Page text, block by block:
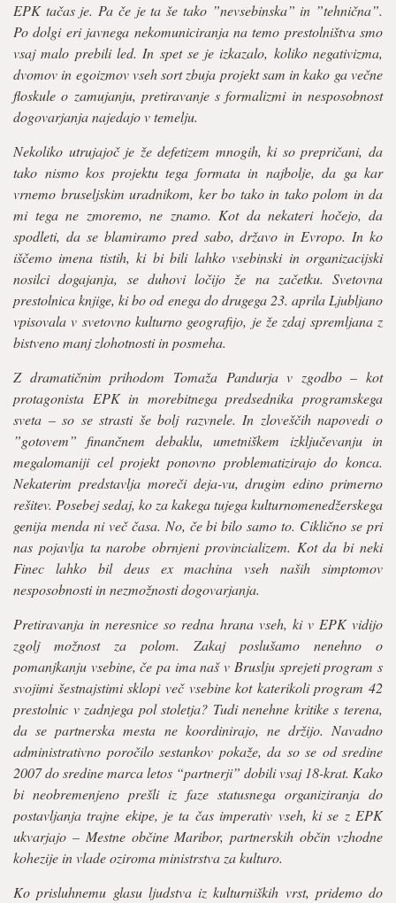
EPK tačas je. Pa če je ta še tako ”nevsebinska” in ”tehnična”.
Po dolgi eri javnega nekomuniciranja na temo prestolništva smo
vsaj malo prebili led. In spet se je izkazalo, koliko negativizma,
dvomov in egoizmov vseh sort zbuja projekt sam in kako ga večne
floskule o zamujanju, pretiravanje s formalizmi in nesposobnost
dogovarjanja najedajo v temelju.
Nekoliko utrujajoč je že defetizem mnogih, ki so prepričani, da
tako nismo kos projektu tega formata in najbolje, da ga kar
vrnemo bruseljskim uradnikom, ker bo tako in tako polom in da
mi tega ne zmoremo, ne znamo. Kot da nekateri hočejo, da
spodleti, da se blamiramo pred sabo, državo in Evropo. In ko
iščemo imena tistih, ki bi bili lahko vsebinski in organizacijski
nosilci dogajanja, se duhovi ločijo že na začetku. Svetovna
prestolnica knjige, ki bo od enega do drugega 23. aprila Ljubljano
vpisovala v svetovno kulturno geografijo, je že zdaj spremljana z
bistveno manj zlohotnosti in posmeha.
Z dramatičnim prihodom Tomaža Pandurja v zgodbo – kot
protagonista EPK in morebitnega predsednika programskega
sveta – so se strasti še bolj razvnele. In zloveščih napovedi o
”gotovem” finančnem debaklu, umetniškem izključevanju in
megalomaniji cel projekt ponovno problematizirajo do konca.
Nekaterim predstavlja moreči deja-vu, drugim edino primerno
rešitev. Posebej sedaj, ko za kakega tujega kulturnomenedžerskega
genija menda ni več časa. No, če bi bilo samo to. Ciklično se pri
nas pojavlja ta narobe obrnjeni provincializem. Kot da bi neki
Finec lahko bil deus ex machina vseh naših simptomov
nesposobnosti in nezmožnosti dogovarjanja.
Pretiravanja in neresnice so redna hrana vseh, ki v EPK vidijo
zgolj možnost za polom. Zakaj poslušamo nenehno o
pomanjkanju vsebine, če pa ima naš v Bruslju sprejeti program s
svojimi šestnajstimi sklopi več vsebine kot katerikoli program 42
prestolnic v zadnjega pol stoletja? Tudi nenehne kritike s terena,
da se partnerska mesta ne koordinirajo, ne držijo. Navadno
administrativno poročilo sestankov pokaže, da so se od sredine
2007 do sredine marca letos “partnerji” dobili vsaj 18-krat. Kako
bi neobremenjeno prešli iz faze statusnega organiziranja do
postavljanja trajne ekipe, je ta čas imperativ vseh, ki se z EPK
ukvarjajo – Mestne občine Maribor, partnerskih občin vzhodne
kohezije in vlade oziroma ministrstva za kulturo.
Ko prisluhnemu glasu ljudstva iz kulturniških vrst, pridemo do